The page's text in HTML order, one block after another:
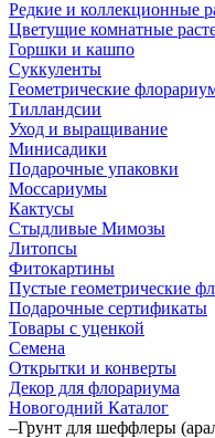
Редкие и коллекционные
Цветущие комнатные
Горшки и кашпо
Суккуленты
Геометрические
Тилландсии
Уход и выращивание
Минисадики
Подарочные упаковки
Моссариумы
Кактусы
Стыдливые Мимозы
Литопсы
Фитокартины
Пустые геометрические
Подарочные сертификаты
Товары с уценкой
Семена
Открытки и конверты
Декор для флорариума
Новогодний Каталог
–Грунт для шеффлеры